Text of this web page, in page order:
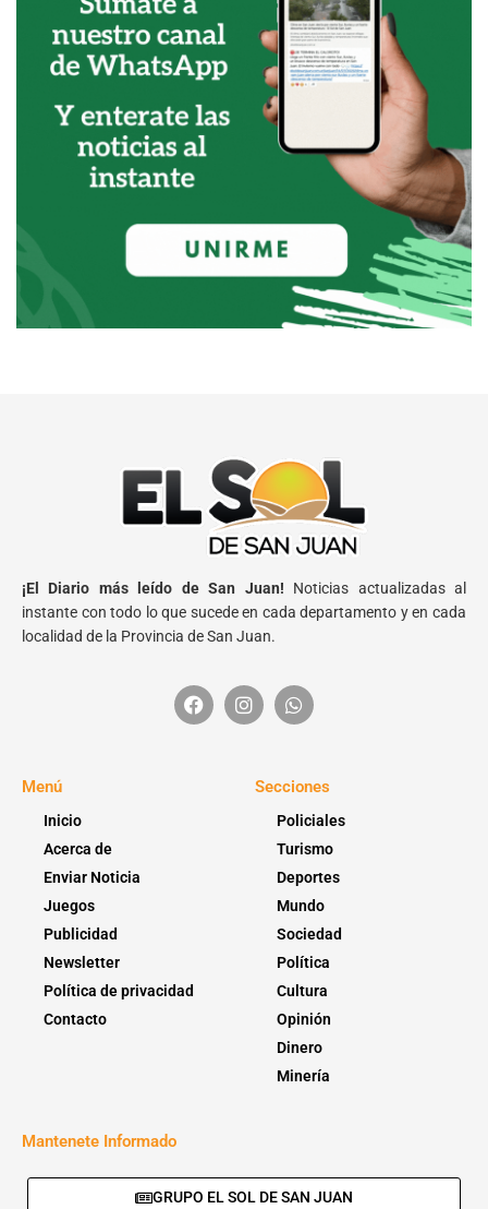
¡El Diario más leído de San Juan! Noticias actualizadas al
instante con todo lo que sucede en cada departamento y en cada
localidad de la Provincia de San Juan.
Menú
Inicio
Acerca de
Enviar Noticia
Juegos
Publicidad
Newsletter
Política de privacidad
Contacto
Secciones
Policiales
Turismo
Deportes
Mundo
Sociedad
Política
Cultura
Opinión
Dinero
Minería
Mantenete Informado
GRUPO EL SOL DE SAN JUAN